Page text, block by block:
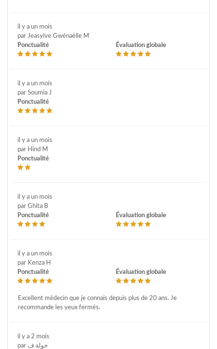
il y a un mois
par Jeasylve Gwénaëlle M
Ponctualité
Évaluation globale
il y a un mois
par Soumia J
Ponctualité
il y a un mois
par Hind M
Ponctualité
il y a un mois
par Ghita B
Ponctualité
Évaluation globale
il y a un mois
par Kenza H
Ponctualité
Évaluation globale
Excellent médecin que je connais depuis plus de 20 ans. Je
recommande les yeux fermés.
il y a 2 mois
par خولة ف